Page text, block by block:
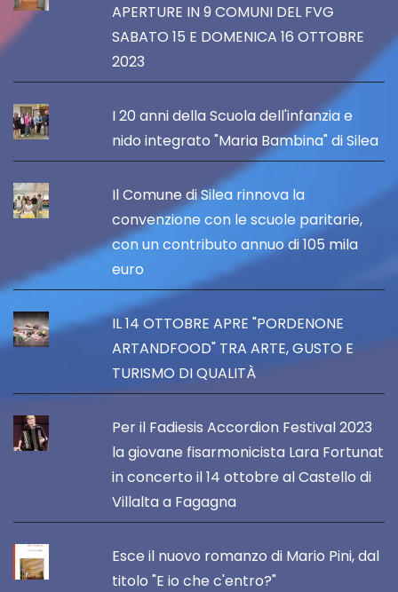
APERTURE IN 9 COMUNI DEL FVG
SABATO 15 E DOMENICA 16 OTTOBRE
2023
I 20 anni della Scuola dell'infanzia e
nido integrato "Maria Bambina" di Silea
Il Comune di Silea rinnova la
convenzione con le scuole paritarie,
con un contributo annuo di 105 mila
euro
IL 14 OTTOBRE APRE "PORDENONE
ARTANDFOOD" TRA ARTE, GUSTO E
TURISMO DI QUALITÀ
Per il Fadiesis Accordion Festival 2023
la giovane fisarmonicista Lara Fortunat
in concerto il 14 ottobre al Castello di
Villalta a Fagagna
Esce il nuovo romanzo di Mario Pini, dal
titolo "E io che c'entro?"